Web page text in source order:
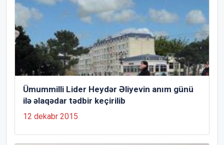
Ümummilli Lider Heydər Əliyevin anım günü
ilə əlaqədar tədbir keçirilib
12 dekabr 2015